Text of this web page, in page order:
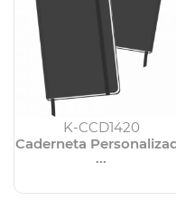
K-CCD1420
Caderneta
...